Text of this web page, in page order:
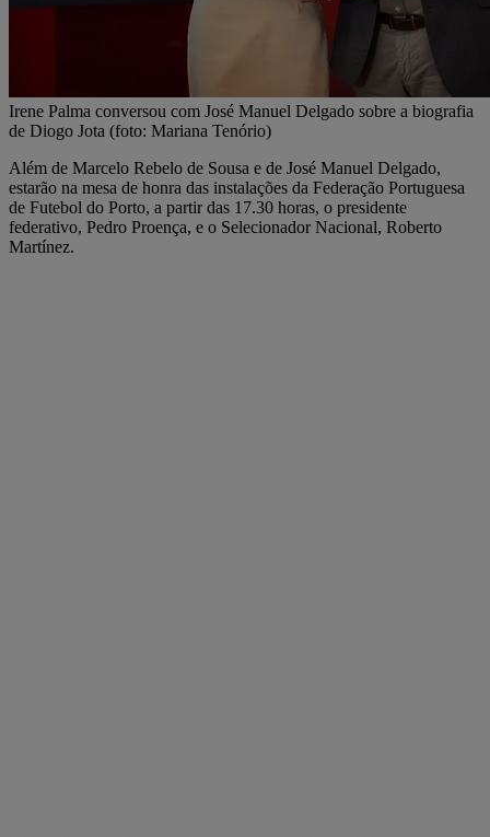
Irene Palma conversou com José Manuel Delgado sobre a biografia
de Diogo Jota (foto: Mariana Tenório)
Além de Marcelo Rebelo de Sousa e de José Manuel Delgado,
estarão na mesa de honra das instalações da Federação Portuguesa
de Futebol do Porto, a partir das 17.30 horas, o presidente
federativo, Pedro Proença, e o Selecionador Nacional, Roberto
Martínez.